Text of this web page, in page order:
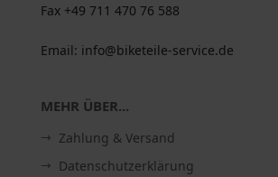
Fax +49 711 470 76 588
Email: info@biketeile-service.de
MEHR ÜBER...
Zahlung & Versand
Datenschutzerklärung